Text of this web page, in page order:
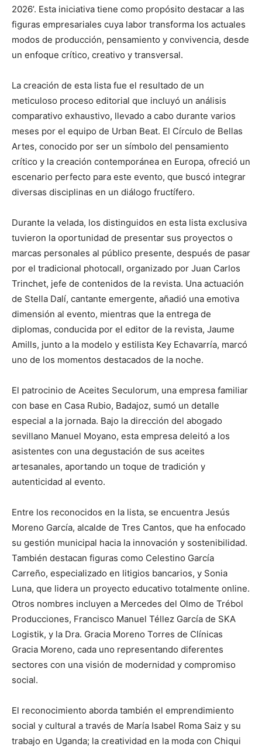
2026’. Esta iniciativa tiene como propósito destacar a las
figuras empresariales cuya labor transforma los actuales
modos de producción, pensamiento y convivencia, desde
un enfoque crítico, creativo y transversal.
La creación de esta lista fue el resultado de un
meticuloso proceso editorial que incluyó un análisis
comparativo exhaustivo, llevado a cabo durante varios
meses por el equipo de Urban Beat. El Círculo de Bellas
Artes, conocido por ser un símbolo del pensamiento
crítico y la creación contemporánea en Europa, ofreció un
escenario perfecto para este evento, que buscó integrar
diversas disciplinas en un diálogo fructífero.
Durante la velada, los distinguidos en esta lista exclusiva
tuvieron la oportunidad de presentar sus proyectos o
marcas personales al público presente, después de pasar
por el tradicional photocall, organizado por Juan Carlos
Trinchet, jefe de contenidos de la revista. Una actuación
de Stella Dalí, cantante emergente, añadió una emotiva
dimensión al evento, mientras que la entrega de
diplomas, conducida por el editor de la revista, Jaume
Amills, junto a la modelo y estilista Key Echavarría, marcó
uno de los momentos destacados de la noche.
El patrocinio de Aceites Seculorum, una empresa familiar
con base en Casa Rubio, Badajoz, sumó un detalle
especial a la jornada. Bajo la dirección del abogado
sevillano Manuel Moyano, esta empresa deleitó a los
asistentes con una degustación de sus aceites
artesanales, aportando un toque de tradición y
autenticidad al evento.
Entre los reconocidos en la lista, se encuentra Jesús
Moreno García, alcalde de Tres Cantos, que ha enfocado
su gestión municipal hacia la innovación y sostenibilidad.
También destacan figuras como Celestino García
Carreño, especializado en litigios bancarios, y Sonia
Luna, que lidera un proyecto educativo totalmente online.
Otros nombres incluyen a Mercedes del Olmo de Trébol
Producciones, Francisco Manuel Téllez García de SKA
Logistik, y la Dra. Gracia Moreno Torres de Clínicas
Gracia Moreno, cada uno representando diferentes
sectores con una visión de modernidad y compromiso
social.
El reconocimiento aborda también el emprendimiento
social y cultural a través de María Isabel Roma Saiz y su
trabajo en Uganda; la creatividad en la moda con Chiqui